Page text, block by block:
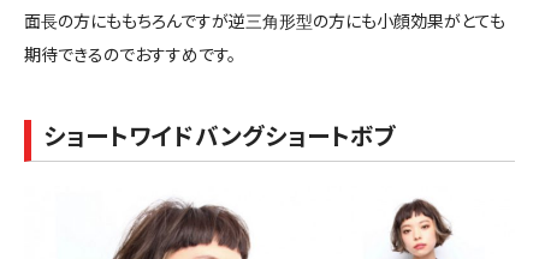
面長の方にももちろんですが逆三角形型の方にも小顔効果がとても
期待できるのでおすすめです。
ショートワイドバングショートボブ